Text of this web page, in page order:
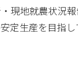
現地就農状況
定生産を目指